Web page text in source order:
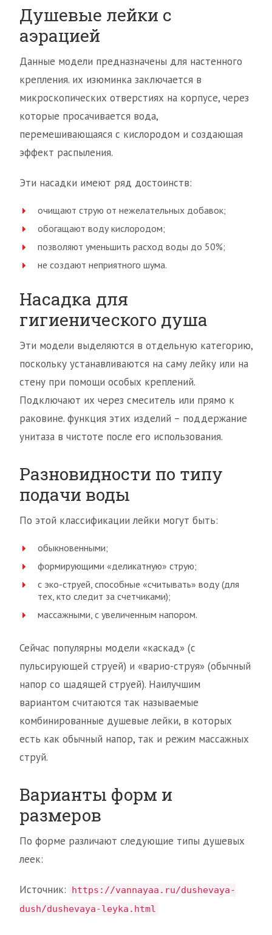
Душевые лейки с
аэрацией
Данные модели предназначены для настенного
крепления. их изюминка заключается в
микроскопических отверстиях на корпусе, через
которые просачивается вода,
перемешивающаяся с кислородом и создающая
эффект распыления.
Эти насадки имеют ряд достоинств:
очищают струю от нежелательных добавок;
обогащают воду кислородом;
позволяют уменьшить расход воды до 50%;
не создают неприятного шума.
Насадка для
гигиенического душа
Эти модели выделяются в отдельную категорию,
поскольку устанавливаются на саму лейку или на
стену при помощи особых креплений.
Подключают их через смеситель или прямо к
раковине. функция этих изделий – поддержание
унитаза в чистоте после его использования.
Разновидности по типу
подачи воды
По этой классификации лейки могут быть:
обыкновенными;
формирующими «деликатную» струю;
с эко-струей, способные «считывать» воду (для
тех, кто следит за счетчиками);
массажными, с увеличенным напором.
Сейчас популярны модели «каскад» (с
пульсирующей струей) и «варио-струя» (обычный
напор со щадящей струей). Наилучшим
вариантом считаются так называемые
комбинированные душевые лейки, в которых
есть как обычный напор, так и режим массажных
струй.
Варианты форм и
размеров
По форме различают следующие типы душевых
леек:
Источник:
https://vannayaa.ru/dushevaya-
dush/dushevaya-leyka.html